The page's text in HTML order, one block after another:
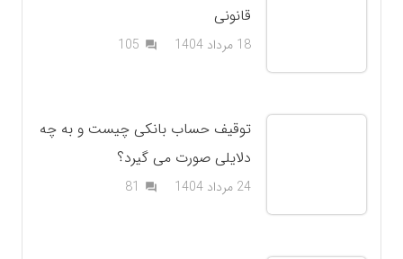
قانونی
18 مرداد 1404 question_answer
105دیدگاه
توقیف حساب بانکی چیست و به چه
دلایلی صورت می گیرد؟
24 مرداد 1404 question_answer
81دیدگاه